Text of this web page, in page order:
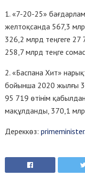
1. «7-20-25»
желтоқсанда 567,3
326,2 млрд теңгеге 27
258,7 млрд теңге
2. «Баспана Хит»
бойынша 2020 жылғы
95 719 өтінім
мақұлданды, 370,1
Дереккөз: